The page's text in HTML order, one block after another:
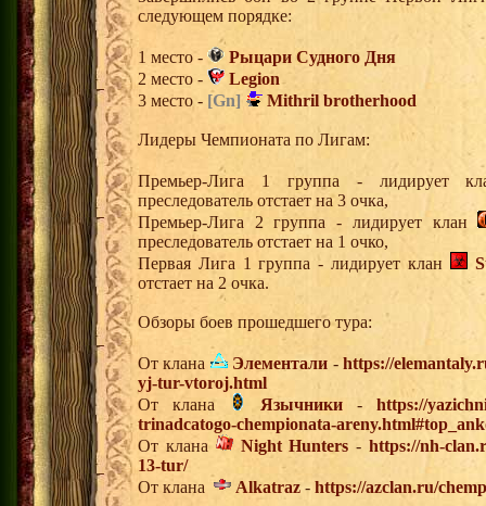
следующем порядке:
1 место -
Рыцари Судного Дня
2 место -
Legion
3 место - [Gn] Mithril brotherhood
Лидеры Чемпионата по Лигам:
Премьер-Лига 1 группа - лидирует
преследователь отстает на 3 очка,
Премьер-Лига 2 группа - лидирует клан
преследователь отстает на 1 очко,
Первая Лига 1 группа - лидирует клан
отстает на 2 очка.
Обзоры боев прошедшего тура:
От клана Элементали -https://
yj-tur-vtoroj.html
От клана
Язычники - https://
trinadcatogo-chempionata-
От клана
Night Hunters -https://nh-
13-tur/
От клана
Alkatraz - https://azclan.ru/